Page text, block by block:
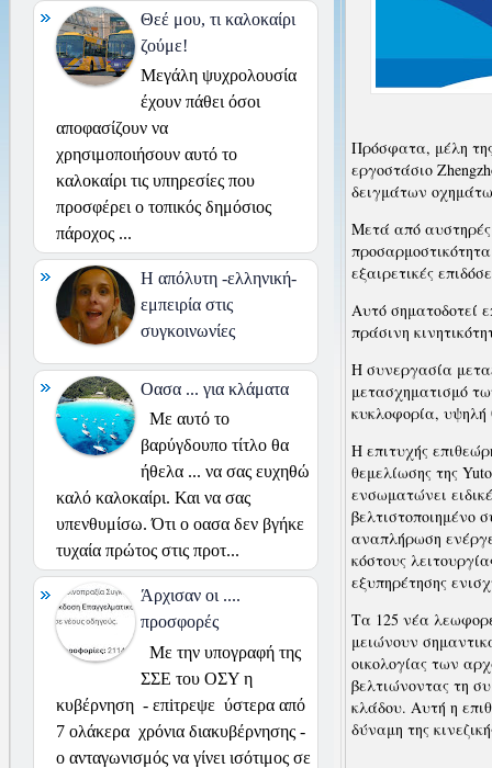
Πρόσφατα, μέλη
εργοστάσιο
δειγμάτων
Μετά από αυστηρές
εξαιρετικές
Αυτό σηματοδοτεί
πράσινη
Η συνεργασία
μετασχηματισμό
κυκλοφορία, υψηλή
Η επιτυχής
θεμελίωσης της
ενσωματώνει
βελτιστοποιημένο
αναπλήρωση
κόστους
εξυπηρέτησης
Τα 125 νέα
μειώνουν
οικολογίας των
βελτιώνοντας τη
κλάδου. Αυτή η
δύναμη της
Θεέ μου, τι καλοκαίρι
ζούμε!
Μεγάλη ψυχρολουσία
έχουν πάθει όσοι
αποφασίζουν να
χρησιμοποιήσουν αυτό το
καλοκαίρι τις υπηρεσίες που
προσφέρει ο τοπικός δημόσιος
πάροχος ...
H απόλυτη -ελληνική-
εμπειρία στις
συγκοινωνίες
Οασα ... για κλάματα
Με αυτό το
βαρύγδουπο τίτλο θα
ήθελα ... να σας ευχηθώ
καλό καλοκαίρι. Και να σας
υπενθυμίσω. Ότι ο οασα δεν βγήκε
τυχαία πρώτος στις προτ...
Άρχισαν οι ....
προσφορές
Με την υπογραφή της
ΣΣΕ του ΟΣΥ η
κυβέρνηση - επiτρεψε ύστερα από
7 ολάκερα χρόνια διακυβέρνησης -
ο ανταγωνισμός να γίνει ισότιμος σε